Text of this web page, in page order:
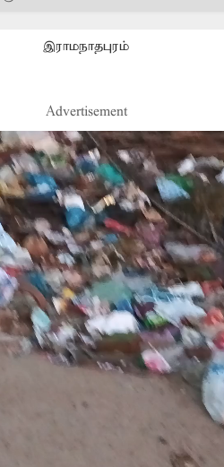
இராமநாதபுரம்
Advertisement